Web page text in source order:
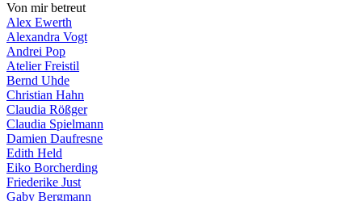
Von mir betreut
Alex Ewerth
Alexandra Vogt
Andrei Pop
Atelier Freistil
Bernd Uhde
Christian Hahn
Claudia Rößger
Claudia Spielmann
Damien Daufresne
Edith Held
Eiko Borcherding
Friederike Just
Gaby Bergmann